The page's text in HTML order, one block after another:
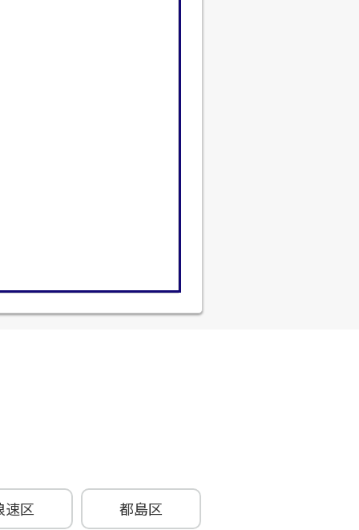
速区 都島区